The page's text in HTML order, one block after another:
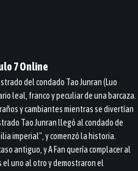
7Online
del condado Tao Junran (Luo
leal, franco y peculiar de una barcaza.
y cambiantes mientras se divertían
Tao Junran llegó al condado de
imperial", y comenzó la historia.
antiguo, y A Fan quería complacer al
el uno al otro y demostraron el